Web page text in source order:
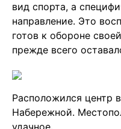
вид спорта, а
направление. Это
готов к обороне
прежде всего
Расположился
Набережной.
удачное.